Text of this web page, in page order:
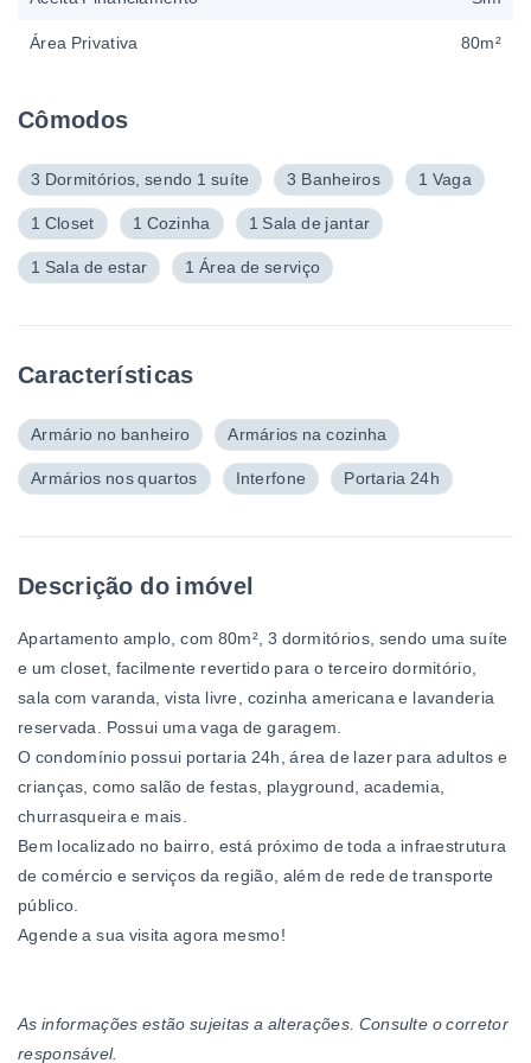
Cômodos
3 Dormitórios, sendo 1 suíte 3 Banheiros 1 Vaga
1 Closet 1 Cozinha 1 Sala de jantar
1 Sala de estar 1 Área de serviço
Características
Armário no banheiro Armários na cozinha
Armários nos quartos Interfone Portaria 24h
Descrição do imóvel
Apartamento amplo, com 80m², 3 dormitórios, sendo uma suíte
e um closet, facilmente revertido para o terceiro dormitório,
sala com varanda, vista livre, cozinha americana e lavanderia
reservada. Possui uma vaga de garagem.
O condomínio possui portaria 24h, área de lazer para adultos e
crianças, como salão de festas, playground, academia,
churrasqueira e mais.
Bem localizado no bairro, está próximo de toda a infraestrutura
de comércio e serviços da região, além de rede de transporte
público.
Agende a sua visita agora mesmo!
As informações estão sujeitas a alterações. Consulte o corretor
responsável.
Área Privativa 80m²